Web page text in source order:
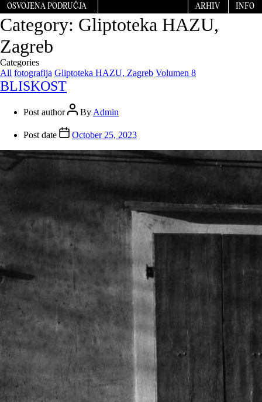
OSVOJENA PODRUČJA ARHIV INFO
Category: Gliptoteka HAZU,
Zagreb
Categories
All fotografija Gliptoteka HAZU, Zagreb Volumen 8
BLISKOST
Post author By Admin
Post date October 25, 2023